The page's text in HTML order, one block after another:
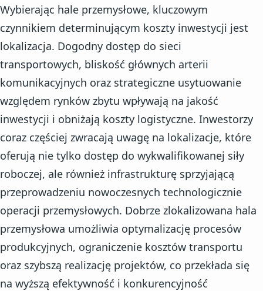
Wybierając hale przemysłowe, kluczowym
czynnikiem determinującym koszty inwestycji jest
lokalizacja. Dogodny dostęp do sieci
transportowych, bliskość głównych arterii
komunikacyjnych oraz strategiczne usytuowanie
względem rynków zbytu wpływają na jakość
inwestycji i obniżają koszty logistyczne. Inwestorzy
coraz częściej zwracają uwagę na lokalizacje, które
oferują nie tylko dostęp do wykwalifikowanej siły
roboczej, ale również infrastrukturę sprzyjającą
przeprowadzeniu nowoczesnych technologicznie
operacji przemysłowych. Dobrze zlokalizowana hala
przemysłowa umożliwia optymalizację procesów
produkcyjnych, ograniczenie kosztów transportu
oraz szybszą realizację projektów, co przekłada się
na wyższą efektywność i konkurencyjność